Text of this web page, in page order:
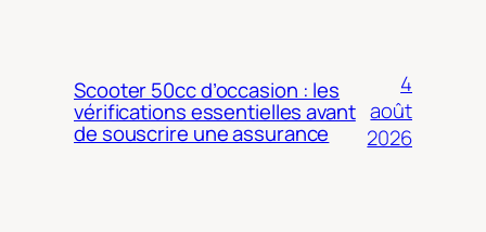
Scooter 50cc d’occasion : les
vérifications essentielles avant
de souscrire une assurance
4
août
2026